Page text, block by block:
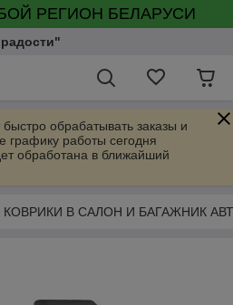
РЕГИОН БЕЛАРУСИ
обрабатывать заказы и
графику работы сегодня
обработана в ближайший
КОВРИКИ В САЛОН И БАГАЖНИК